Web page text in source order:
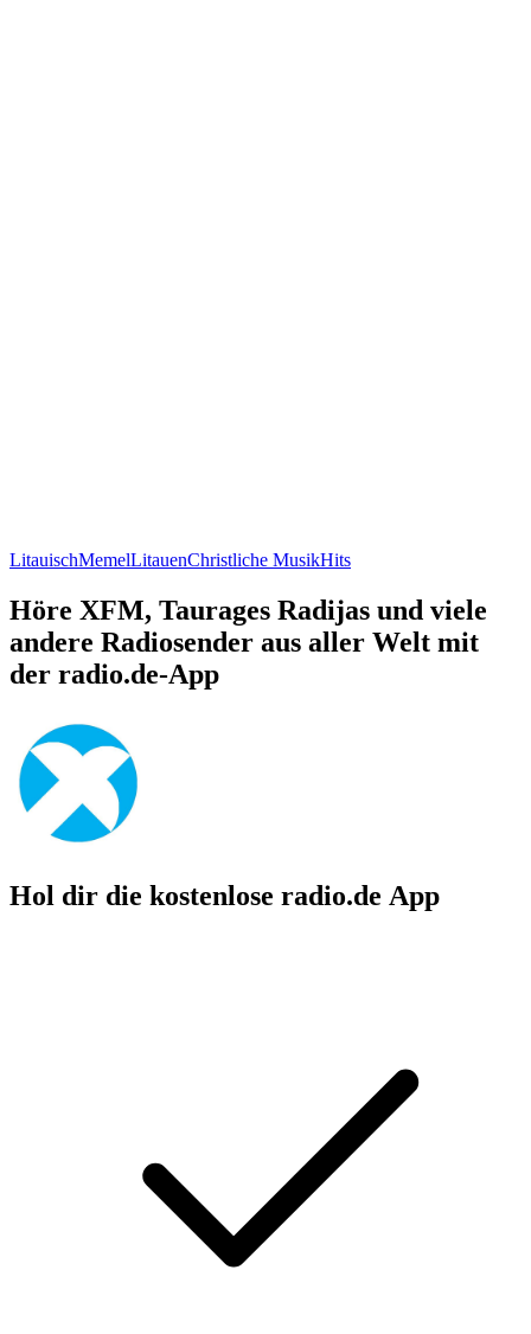
LitauischMemelLitauenChristliche MusikHits
Höre XFM, Taurages Radijas und viele
andere Radiosender aus aller Welt mit
der radio.de-App
Hol dir die kostenlose radio.de App